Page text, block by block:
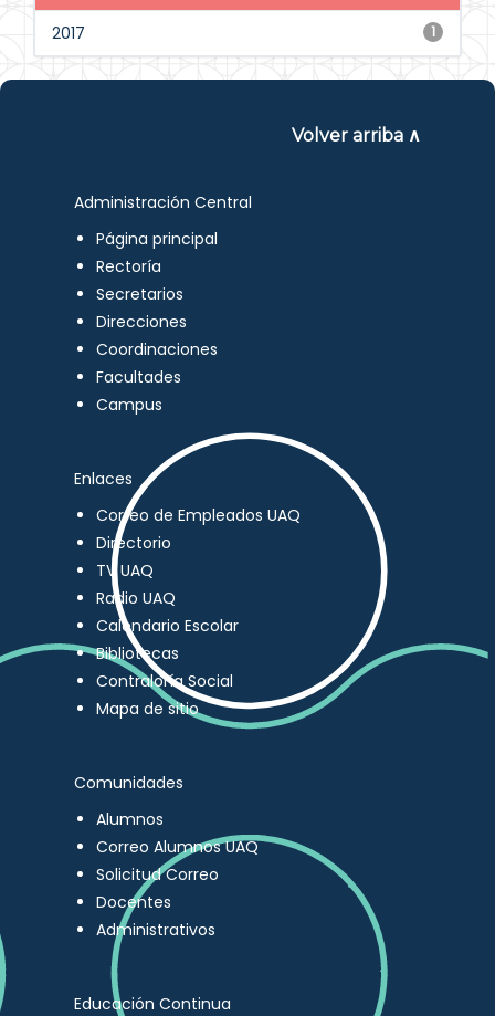
1
2017
Volver arriba ∧
Administración Central
Página principal
Rectoría
Secretarios
Direcciones
Coordinaciones
Facultades
Campus
Enlaces
Correo de Empleados UAQ
Directorio
TV UAQ
Radio UAQ
Calendario Escolar
Bibliotecas
Contraloría Social
Mapa de sitio
Comunidades
Alumnos
Correo Alumnos UAQ
Solicitud Correo
Docentes
Administrativos
Educación Continua